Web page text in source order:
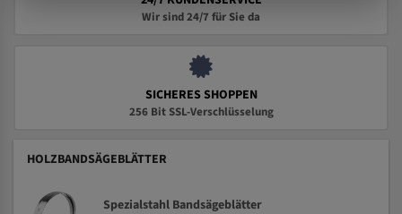
Wir sind 24/7 für Sie da
SICHERES SHOPPEN
256 Bit SSL-Verschlüsselung
HOLZBANDSÄGEBLÄTTER
Spezialstahl Bandsägeblätter